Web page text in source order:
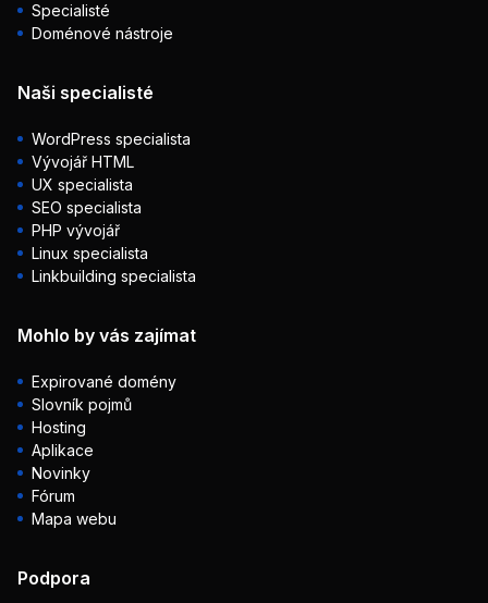
Specialisté
Doménové nástroje
Naši specialisté
WordPress specialista
Vývojář HTML
UX specialista
SEO specialista
PHP vývojář
Linux specialista
Linkbuilding specialista
Mohlo by vás zajímat
Expirované domény
Slovník pojmů
Hosting
Aplikace
Novinky
Fórum
Mapa webu
Podpora